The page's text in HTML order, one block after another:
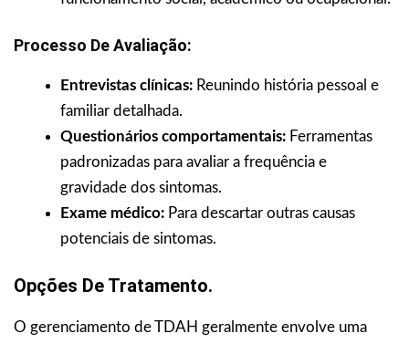
Processo De Avaliação:
Entrevistas clínicas: Reunindo história pessoal e
familiar detalhada.
Questionários comportamentais: Ferramentas
padronizadas para avaliar a frequência e
gravidade dos sintomas.
Exame médico: Para descartar outras causas
potenciais de sintomas.
Opções De Tratamento.
O gerenciamento de TDAH geralmente envolve uma